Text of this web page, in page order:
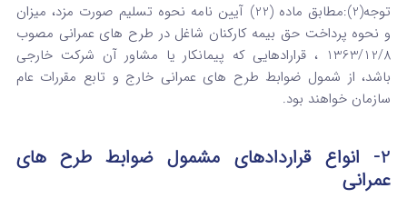
توجه(2):مطابق ماده (22) آیین نامه نحوه تسلیم صورت مزد، میزان
و نحوه پرداخت حق بیمه کارکنان شاغل در طرح های عمرانی مصوب
1363/12/8 ، قرارادهایی که پیمانکار یا مشاور آن شرکت خارجی
باشد، از شمول ضوابط طرح های عمرانی خارج و تابع مقررات عام
سازمان خواهند بود.
2-
انواع قراردادهای مشمول ضوابط طرح های
عمرانی